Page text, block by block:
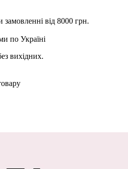
від 8000 грн.
по Україні
вихідних.